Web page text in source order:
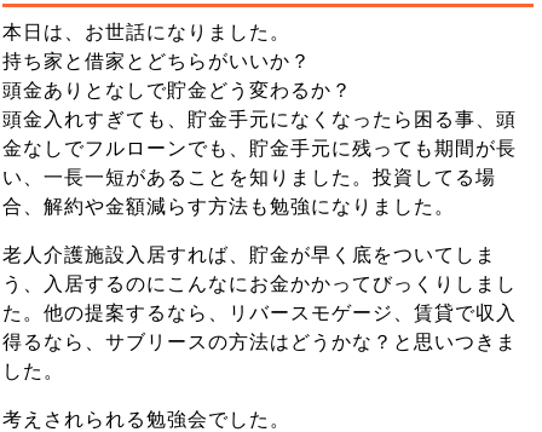
本日は、お世話になりました。
持ち家と借家とどちらがいいか？
頭金ありとなしで貯金どう変わるか？
頭金入れすぎても、貯金手元になくなったら困る事、頭
金なしでフルローンでも、貯金手元に残っても期間が長
い、一長一短があることを知りました。投資してる場
合、解約や金額減らす方法も勉強になりました。
老人介護施設入居すれば、貯金が早く底をついてしま
う、入居するのにこんなにお金かかってびっくりしまし
た。他の提案するなら、リバースモゲージ、賃貸で収入
得るなら、サブリースの方法はどうかな？と思いつきま
した。
考えされられる勉強会でした。